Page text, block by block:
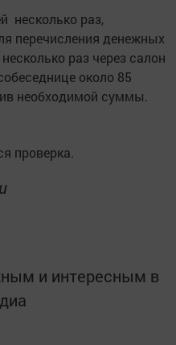
несколько раз,
перечисления денежных
раз через салон
около 85
необходимой суммы.
проверка.
и интересным в